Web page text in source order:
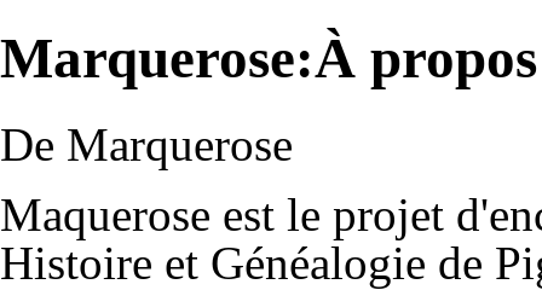
Marquerose:À propos
De Marquerose
Maquerose est le projet
Histoire et Généalogie de